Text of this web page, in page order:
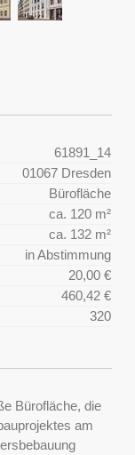
61891_14
01067 Dresden
Bürofläche
ca. 120 m²
ca. 132 m²
in Abstimmung
20,00 €
460,42 €
320
Bürofläche, die
am